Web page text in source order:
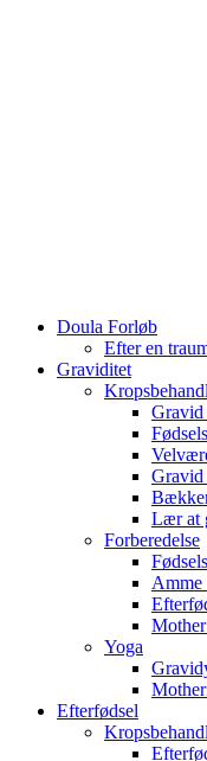
Doula Forløb
Efter en
Graviditet
Gravid
Gravid
Lær at
Forberedelse
Amme
Yoga
Efterfødsel